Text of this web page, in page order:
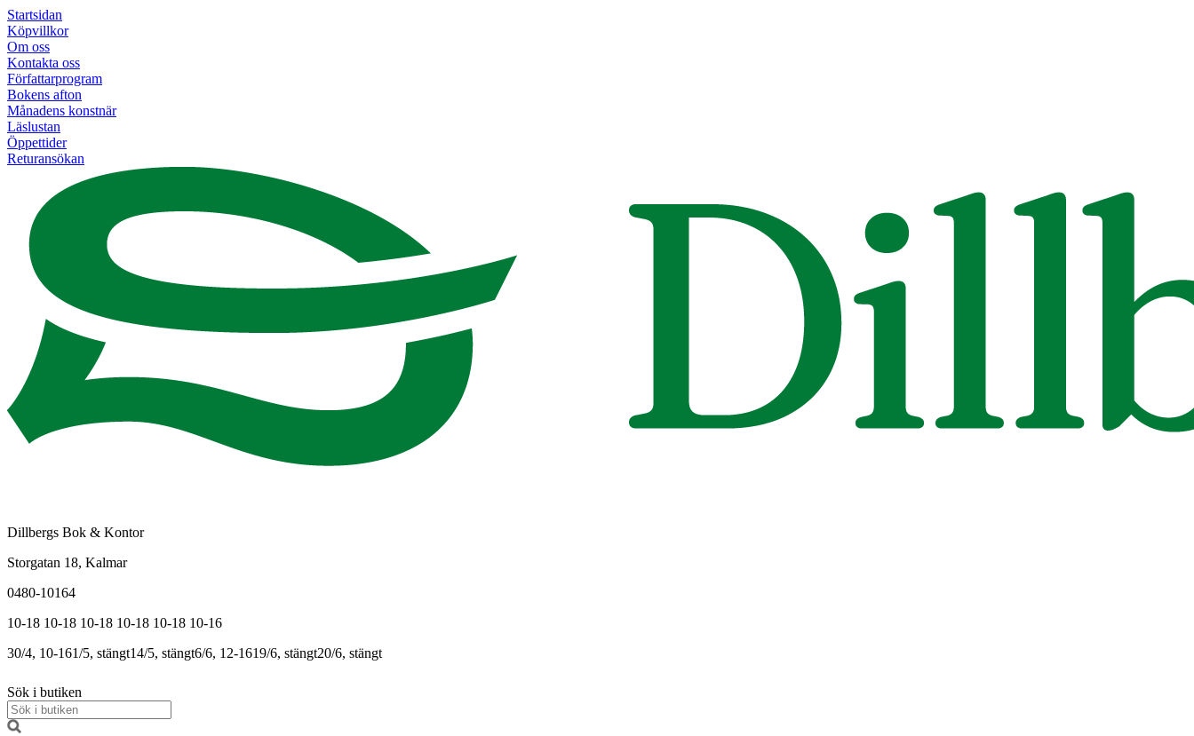
Startsidan
Köpvillkor
Om oss
Kontakta oss
Författarprogram
Bokens afton
Månadens konstnär
Läslustan
Öppettider
Returansökan
Dillbergs Bok & Kontor
Storgatan 18, Kalmar
0480-10164
10-18 10-18 10-18 10-18 10-18 10-16
30/4, 10-161/5, stängt14/5, stängt6/6, 12-1619/6, stängt20/6, stängt
Sök i butiken